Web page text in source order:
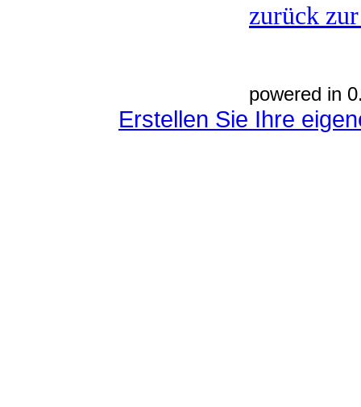
zurück
powered in
Erstellen Sie Ihre